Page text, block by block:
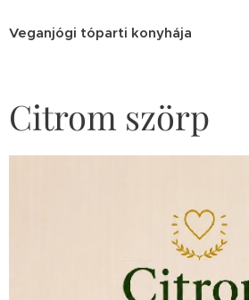
Veganjógi tóparti konyhája
Citrom szörp